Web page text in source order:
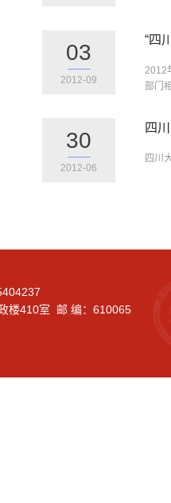
03
2012-09
“四
2012
部门
30
2012-06
四
四川
楼410室 邮 编：610065